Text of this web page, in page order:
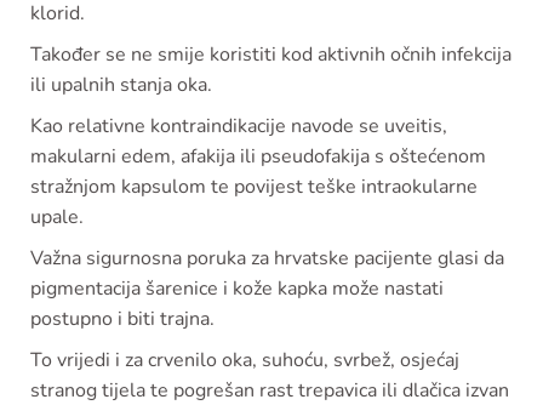
klorid.
Također se ne smije koristiti kod aktivnih očnih infekcija
ili upalnih stanja oka.
Kao relativne kontraindikacije navode se uveitis,
makularni edem, afakija ili pseudofakija s oštećenom
stražnjom kapsulom te povijest teške intraokularne
upale.
Važna sigurnosna poruka za hrvatske pacijente glasi da
pigmentacija šarenice i kože kapka može nastati
postupno i biti trajna.
To vrijedi i za crvenilo oka, suhoću, svrbež, osjećaj
stranog tijela te pogrešan rast trepavica ili dlačica izvan